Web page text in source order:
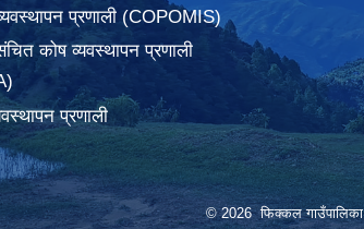
प्रणाली (COPOMIS)
कोष व्यवस्थापन प्रणाली
प्रणाली
© 2026 फिक्कल गाउँपालिका